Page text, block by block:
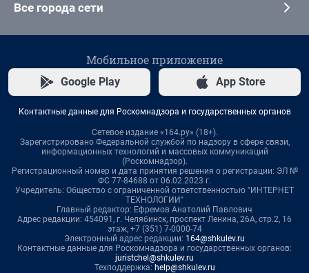
Все города сети
Мобильное приложение
Google Play App Store
Контактные данные для Роскомнадзора и государственных органов
Сетевое издание «164.ру» (18+).
Зарегистрировано Федеральной службой по надзору в сфере связи,
информационных технологий и массовых коммуникаций
(Роскомнадзор).
Регистрационный номер и дата принятия решения о регистрации: ЭЛ №
ФС 77-84688 от 06.02.2023 г.
Учредитель: Общество с ограниченной ответственностью "ИНТЕРНЕТ
ТЕХНОЛОГИИ"
Главный редактор: Ефремов Анатолий Павлович
Адрес редакции: 454091, г. Челябинск, проспект Ленина, 26А, стр.2, 16
этаж, +7 (351) 7-0000-74
Электронный адрес редакции: 164@shkulev.ru
Контактные данные для Роскомнадзора и государственных органов:
juristchel@shkulev.ru
Техподдержка: help@shkulev.ru